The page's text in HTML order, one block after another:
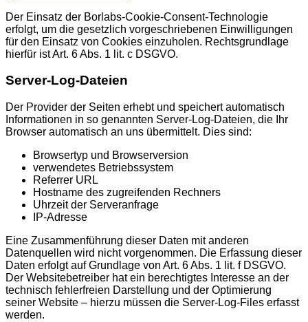
Der Einsatz der Borlabs-Cookie-Consent-Technologie
erfolgt, um die gesetzlich vorgeschriebenen Einwilligungen
für den Einsatz von Cookies einzuholen. Rechtsgrundlage
hierfür ist Art. 6 Abs. 1 lit. c DSGVO.
Server-Log-Dateien
Der Provider der Seiten erhebt und speichert automatisch
Informationen in so genannten Server-Log-Dateien, die Ihr
Browser automatisch an uns übermittelt. Dies sind:
Browsertyp und Browserversion
verwendetes Betriebssystem
Referrer URL
Hostname des zugreifenden Rechners
Uhrzeit der Serveranfrage
IP-Adresse
Eine Zusammenführung dieser Daten mit anderen
Datenquellen wird nicht vorgenommen. Die Erfassung dieser
Daten erfolgt auf Grundlage von Art. 6 Abs. 1 lit. f DSGVO.
Der Websitebetreiber hat ein berechtigtes Interesse an der
technisch fehlerfreien Darstellung und der Optimierung
seiner Website – hierzu müssen die Server-Log-Files erfasst
werden.